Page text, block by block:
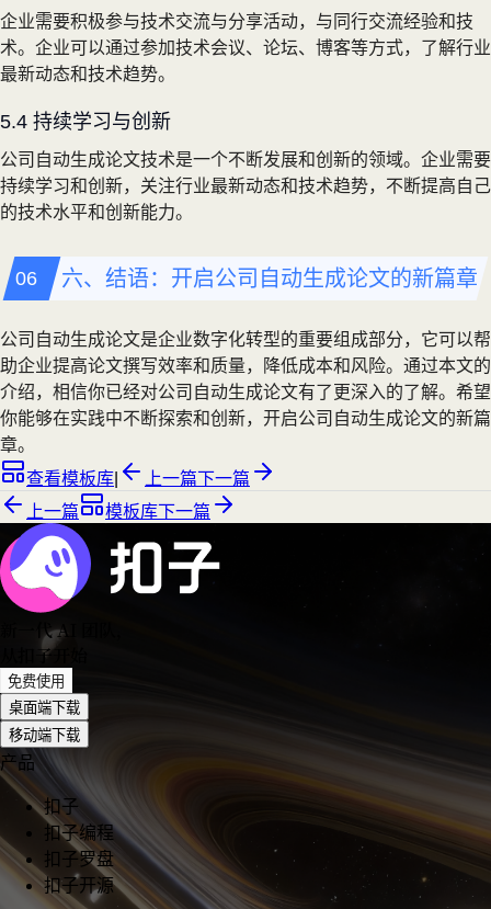
企业需要积极参与技术交流与分享活动，与同行交流经验和技
术。企业可以通过参加技术会议、论坛、博客等方式，了解行业
最新动态和技术趋势。
5.4 持续学习与创新
公司自动生成论文技术是一个不断发展和创新的领域。企业需要
持续学习和创新，关注行业最新动态和技术趋势，不断提高自己
的技术水平和创新能力。
六、结语：开启公司自动生成论文的新篇章
公司自动生成论文是企业数字化转型的重要组成部分，它可以帮
助企业提高论文撰写效率和质量，降低成本和风险。通过本文的
介绍，相信你已经对公司自动生成论文有了更深入的了解。希望
你能够在实践中不断探索和创新，开启公司自动生成论文的新篇
章。
查看模板库
上一篇下一篇
上一篇
模板库下一篇
新一代 AI 团队
从扣子开始
免费使用
桌面端下载
移动端下载
产品
扣子
扣子编程
扣子罗盘
扣子开源